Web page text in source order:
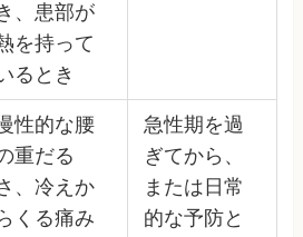
、患部が
を持って
るとき
性的な腰
重だる
、冷えか
くる痛み
急性期を過
ぎてから、
または日常
的な予防と